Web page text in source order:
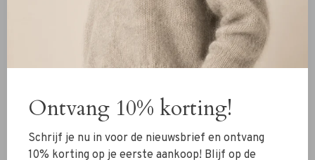
Kant rond de halslijn en onderste zoomlijn
Wasvoorschrift
Twijfel je nog over je maat? Neem contact op met ons
RIVS-team via de chat ofinfo@rivs.nl. We helpen je graag
verder!
Ontvang 10% korting!
Schrijf je nu in voor de nieuwsbrief en ontvang
10% korting op je eerste aankoop! Blijf op de